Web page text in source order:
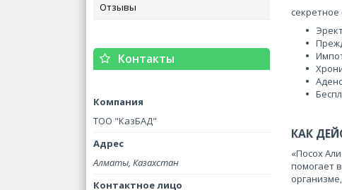
Отзывы
Контакты
ТОО "КазБАД"
Алматы, Казахстан
КАК
«Посох
помогает